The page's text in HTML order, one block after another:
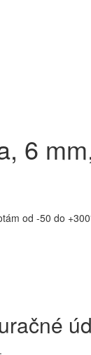
6
od -50 do